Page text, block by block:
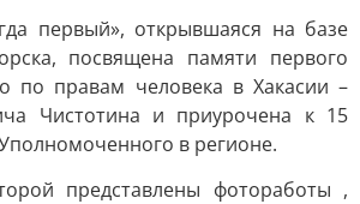
первый», открывшаяся на базе
посвящена памяти первого
по правам человека в Хакасии –
Чистотина и приурочена к 15
в регионе.
представлены фотоработы ,